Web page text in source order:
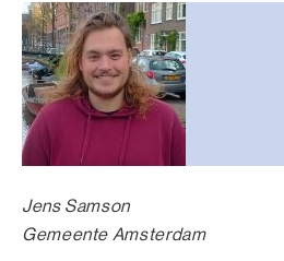
Jens Samson
Gemeente Amsterdam